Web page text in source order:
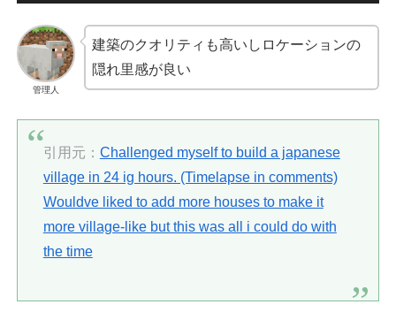
管理人
建築のクオリティも高いしロケーションの
隠れ里感が良い
引用元： Challenged myself to build a japanese
village in 24 ig hours. (Timelapse in comments)
Wouldve liked to add more houses to make it
more village-like but this was all i could do with
the time